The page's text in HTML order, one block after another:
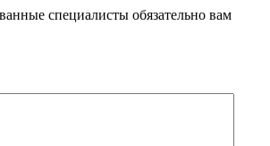
специалисты обязательно вам